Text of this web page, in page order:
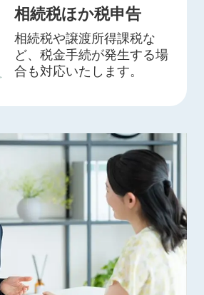
相続税ほか税申告
相続税や譲渡所得課税な
ど、税金手続が発生する場
合も対応いたします。